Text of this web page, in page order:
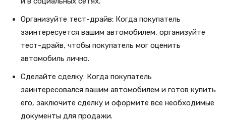
Организуйте тест-драйв: Когда покупатель
заинтересуется вашим автомобилем, организуйте
тест-драйв, чтобы покупатель мог оценить
автомобиль лично.
Сделайте сделку: Когда покупатель
заинтересовался вашим автомобилем и готов купить
его, заключите сделку и оформите все необходимые
документы для продажи.